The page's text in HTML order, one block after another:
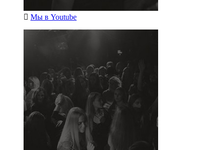
Мы в Youtube